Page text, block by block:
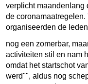
verplicht maandenlang
de
organiseerden de
nog een zomerbar,
activiteiten stil en nam
omdat het startschot
werd"", aldus nog